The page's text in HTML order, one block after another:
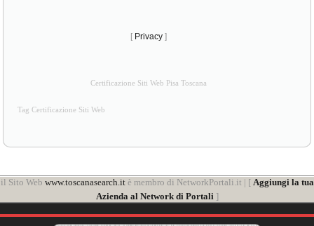
[ Privacy ]
Certificazione Siti Web Pisa Toscana
Tag Certificazione Siti Web
il Sito Web www.toscanasearch.itè membro di NetworkPortali.it | [ Aggiungi la tua
Azienda al Network di Portali]